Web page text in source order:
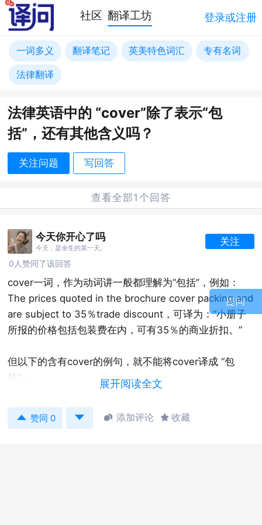
提问
社区 翻译工坊 登录或注册
一词多义 翻译笔记 英美特色词汇 专有名词
法律翻译
法律英语中的 “cover”除了表示“包
括”，还有其他含义吗？
关注问题 写回答
查看全部1个回答
今天你开心了吗
今天，是余生的第一天。
关注
0人赞同了该回答
cover一词，作为动词讲一般都理解为“包括”，例如：
The prices quoted in the brochure cover packing and
are subject to 35％trade discount，可译为：“小册子
所报的价格包括包装费在内，可有35％的商业折扣。”
但以下的含有cover的例句，就不能将cover译成 “包
括”：
(1) No doubt there must have been some reason for
the delay in shipment. To cover this contingency we
展开阅读全文
 赞同 0   添加评论  收藏